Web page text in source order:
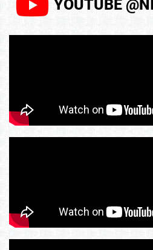
YOUTUBE